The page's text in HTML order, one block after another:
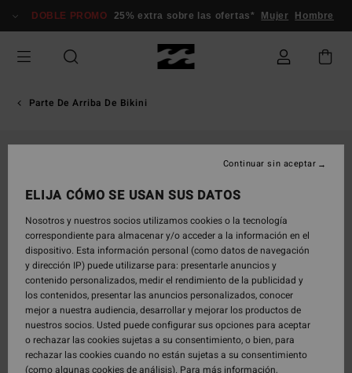
información
DOBLE PROMO 25% extra sobre las ofertas* Mujer Hombre
Parte De Arriba De Bikini
ELIJA CÓMO SE USAN SUS DATOS
Nosotros y nuestros socios utilizamos cookies o la tecnología
correspondiente para almacenar y/o acceder a la información en el
dispositivo. Esta información personal (como datos de navegación
y dirección IP) puede utilizarse para: presentarle anuncios y
contenido personalizados, medir el rendimiento de la publicidad y
los contenidos, presentar las anuncios personalizados, conocer
mejor a nuestra audiencia, desarrollar y mejorar los productos de
nuestros socios. Usted puede configurar sus opciones para aceptar
o rechazar las cookies sujetas a su consentimiento, o bien, para
rechazar las cookies cuando no están sujetas a su consentimiento
(como algunas cookies de análisis). Para más información,
Continuar sin aceptar